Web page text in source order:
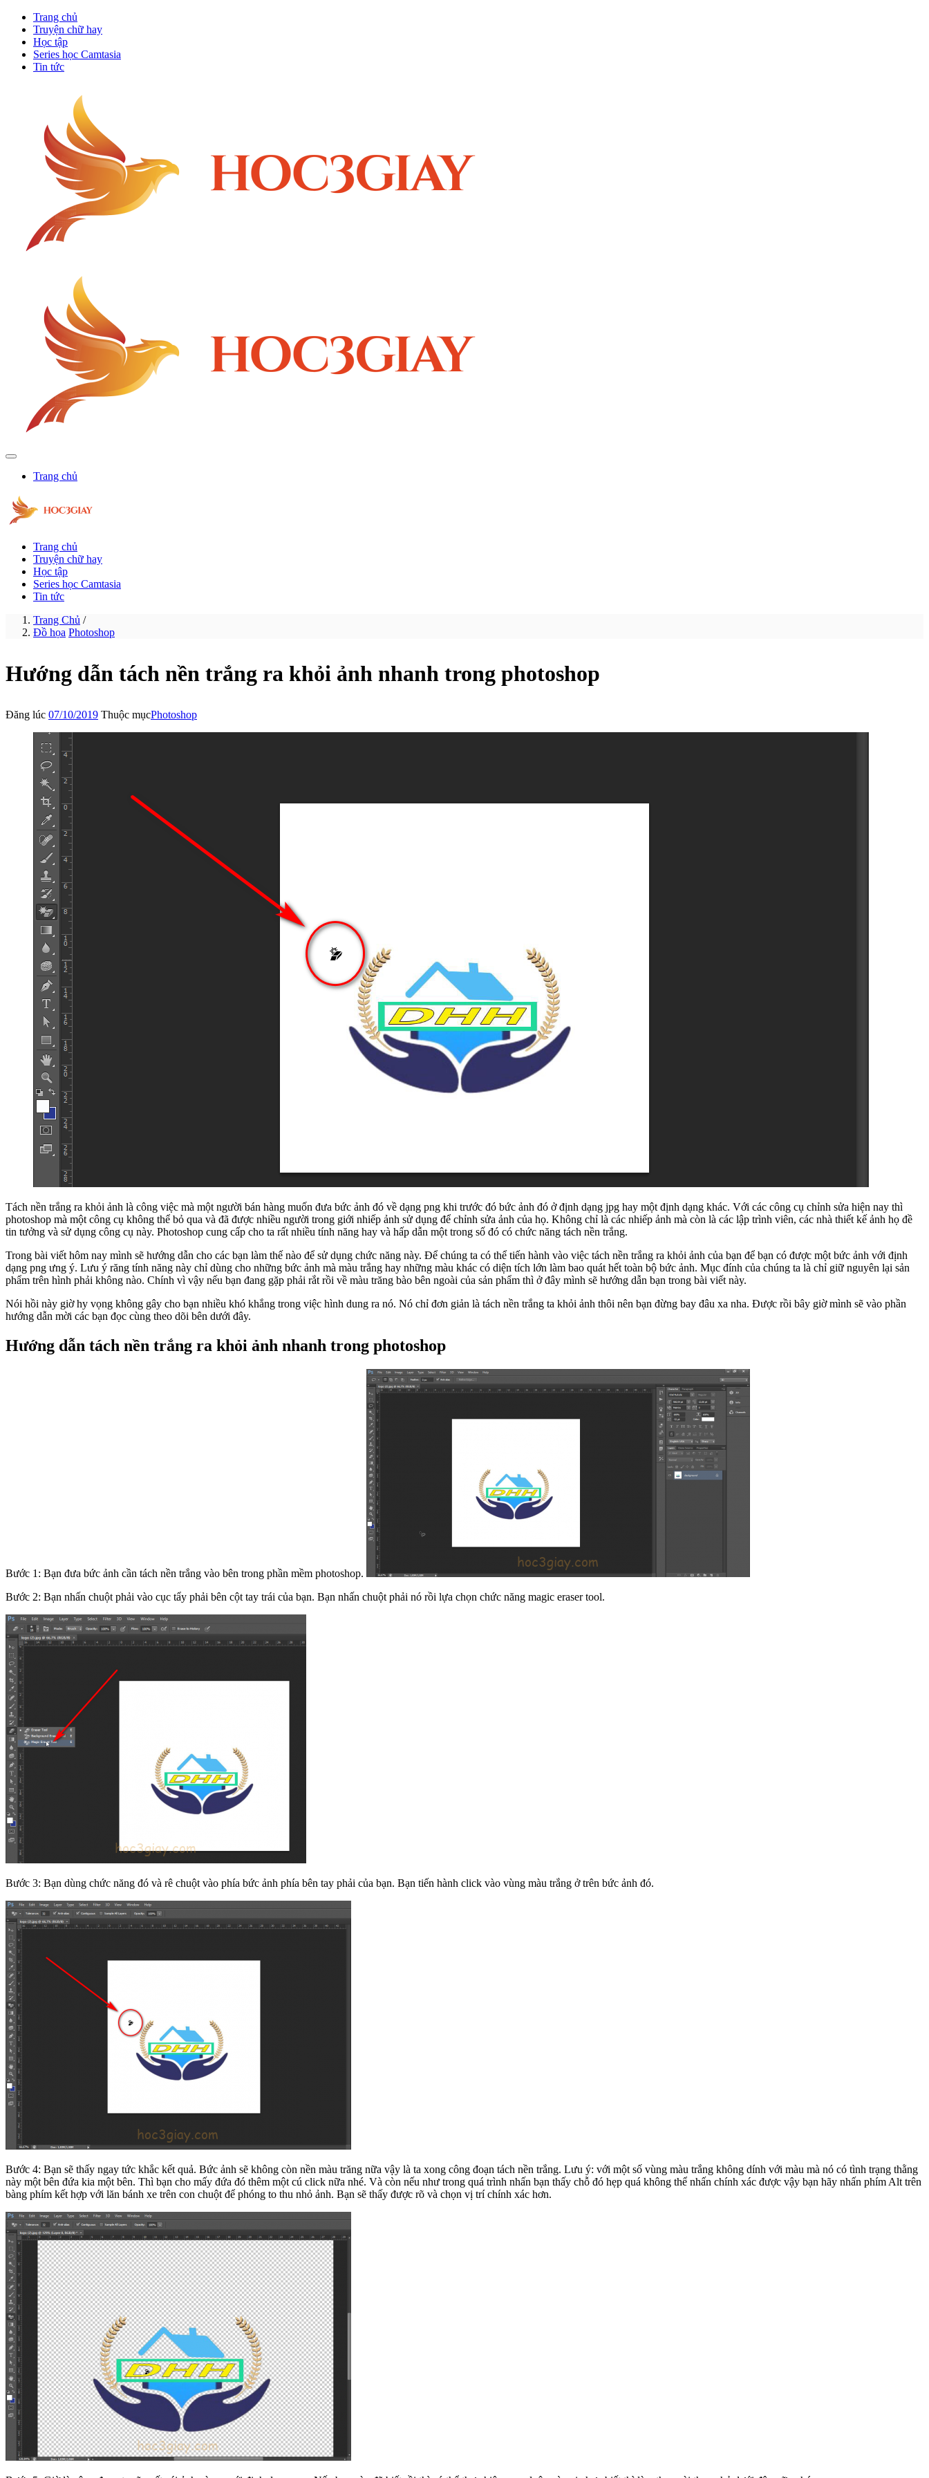
Trang chủ
Truyện chữ hay
Học tập
Series học Camtasia
Tin tức
Trang chủ
Trang chủ
Truyện chữ hay
Học tập
Series học Camtasia
Tin tức
Trang Chủ /
Đồ họa Photoshop
Hướng dẫn tách nền trắng ra khỏi ảnh nhanh trong photoshop
Đăng lúc 07/10/2019 Thuộc mụcPhotoshop
Tách nền trắng ra khỏi ảnh là công việc mà một người bán hàng muốn đưa bức ảnh đó về dạng png khi trước đó bức ảnh đó ở định dạng jpg hay một định dạng khác. Với các công cụ chỉnh sửa hiện nay thì
photoshop mà một công cụ không thể bỏ qua và đã được nhiều người trong giới nhiếp ảnh sử dụng để chỉnh sửa ảnh của họ. Không chỉ là các nhiếp ảnh mà còn là các lập trình viên, các nhà thiết kế ảnh họ đề
tin tưởng và sử dụng công cụ này. Photoshop cung cấp cho ta rất nhiều tính năng hay và hấp dẫn một trong số đó có chức năng tách nền trắng.
Trong bài viết hôm nay mình sẽ hướng dẫn cho các bạn làm thế nào để sử dụng chức năng này. Để chúng ta có thể tiến hành vào việc tách nền trắng ra khỏi ảnh của bạn để bạn có được một bức ảnh với định
dạng png ưng ý. Lưu ý răng tính năng này chỉ dùng cho những bức ảnh mà màu trắng hay những màu khác có diện tích lớn làm bao quát hết toàn bộ bức ảnh. Mục đính của chúng ta là chỉ giữ nguyên lại sản
phẩm trên hình phải không nào. Chính vì vậy nếu bạn đang gặp phải rắt rồi về màu trăng bào bên ngoài của sản phẩm thì ở đây mình sẽ hướng dẫn bạn trong bài viết này.
Nói hồi này giờ hy vọng không gây cho bạn nhiều khó khắng trong việc hình dung ra nó. Nó chỉ đơn giản là tách nền trắng ta khỏi ảnh thôi nên bạn đừng bay đâu xa nha. Được rồi bây giờ mình sẽ vào phần
hướng dẫn mời các bạn đọc cùng theo dõi bên dưới đây.
Hướng dẫn tách nền trắng ra khỏi ảnh nhanh trong photoshop
Bước 1: Bạn đưa bức ảnh cần tách nền trắng vào bên trong phần mềm photoshop.
Bước 2: Bạn nhấn chuột phải vào cục tẩy phải bên cột tay trái của bạn. Bạn nhấn chuột phải nó rồi lựa chọn chức năng magic eraser tool.
Bước 3: Bạn dùng chức năng đó và rê chuột vào phía bức ảnh phía bên tay phải của bạn. Bạn tiến hành click vào vùng màu trắng ở trên bức ảnh đó.
Bước 4: Bạn sẽ thấy ngay tức khắc kết quả. Bức ảnh sẽ không còn nền màu trăng nữa vậy là ta xong công đoạn tách nền trắng. Lưu ý: với một số vùng màu trắng không dính với màu mà nó có tình trạng thằng
này một bên đứa kia một bên. Thì bạn cho mấy đứa đó thêm một cú click nữa nhé. Và còn nếu như trong quá trình nhấn bạn thấy chỗ đó hẹp quá không thể nhấn chính xác được vậy bạn hãy nhấn phím Alt trên
bàng phím kết hợp với lăn bánh xe trên con chuột để phóng to thu nhỏ ảnh. Bạn sẽ thấy được rõ và chọn vị trí chính xác hơn.